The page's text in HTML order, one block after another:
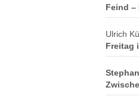
Feind –
Ulrich
Freitag
Stephan